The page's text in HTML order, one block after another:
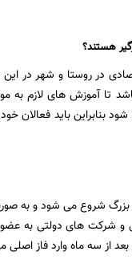
هستند؟
در روستا و شهر در این
تا آموزش های لازم به
بنابراین باید فعالان
بزرگ شروع می شود و به
شرکت های دولتی به
از سه ماه وارد فاز